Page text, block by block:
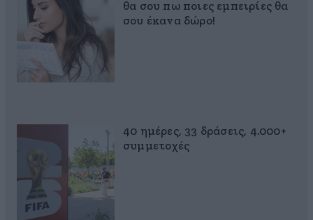
θα σου πω ποιες εμπειρίες θα
σου έκανα δώρο!
40 ημέρες, 33 δράσεις, 4.000+
συμμετοχές